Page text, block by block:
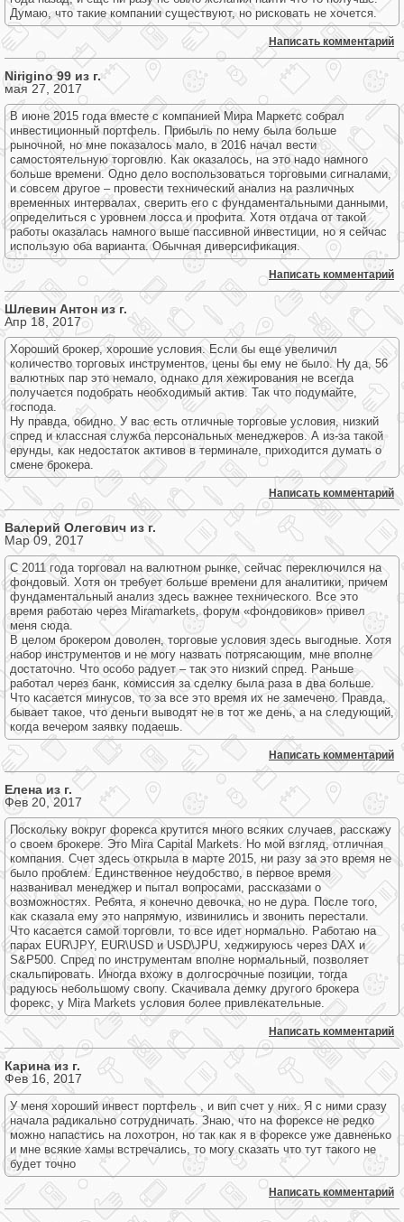
Думаю, что такие компании существуют, но рисковать не хочется.
Написать комментарий
Nirigino 99 из г.
мая 27, 2017
В июне 2015 года вместе с компанией Мира Маркетс собрал
инвестиционный портфель. Прибыль по нему была больше
рыночной, но мне показалось мало, в 2016 начал вести
самостоятельную торговлю. Как оказалось, на это надо намного
больше времени. Одно дело воспользоваться торговыми сигналами,
и совсем другое – провести технический анализ на различных
временных интервалах, сверить его с фундаментальными данными,
определиться с уровнем лосса и профита. Хотя отдача от такой
работы оказалась намного выше пассивной инвестиции, но я сейчас
использую оба варианта. Обычная диверсификация.
Написать комментарий
Шлевин Антон из г.
Апр 18, 2017
Хороший брокер, хорошие условия. Если бы еще увеличил
количество торговых инструментов, цены бы ему не было. Ну да, 56
валютных пар это немало, однако для хежирования не всегда
получается подобрать необходимый актив. Так что подумайте,
господа.
Ну правда, обидно. У вас есть отличные торговые условия, низкий
спред и классная служба персональных менеджеров. А из-за такой
ерунды, как недостаток активов в терминале, приходится думать о
смене брокера.
Написать комментарий
Валерий Олегович из г.
Мар 09, 2017
С 2011 года торговал на валютном рынке, сейчас переключился на
фондовый. Хотя он требует больше времени для аналитики, причем
фундаментальный анализ здесь важнее технического. Все это
время работаю через Miramarkets, форум «фондовиков» привел
меня сюда.
В целом брокером доволен, торговые условия здесь выгодные. Хотя
набор инструментов и не могу назвать потрясающим, мне вполне
достаточно. Что особо радует – так это низкий спред. Раньше
работал через банк, комиссия за сделку была раза в два больше.
Что касается минусов, то за все это время их не замечено. Правда,
бывает такое, что деньги выводят не в тот же день, а на следующий,
когда вечером заявку подаешь.
Написать комментарий
Елена из г.
Фев 20, 2017
Поскольку вокруг форекса крутится много всяких случаев, расскажу
о своем брокере. Это Mira Capital Markets. Но мой взгляд, отличная
компания. Счет здесь открыла в марте 2015, ни разу за это время не
было проблем. Единственное неудобство, в первое время
названивал менеджер и пытал вопросами, рассказами о
возможностях. Ребята, я конечно девочка, но не дура. После того,
как сказала ему это напрямую, извинились и звонить перестали.
Что касается самой торговли, то все идет нормально. Работаю на
парах EUR\JPY, EUR\USD и USD\JPU, хеджируюсь через DAX и
S&P500. Спред по инструментам вполне нормальный, позволяет
скальпировать. Иногда вхожу в долгосрочные позиции, тогда
радуюсь небольшому свопу. Скачивала демку другого брокера
форекс, у Mira Markets условия более привлекательные.
Написать комментарий
Карина из г.
Фев 16, 2017
У меня хороший инвест портфель , и вип счет у них. Я с ними сразу
начала радикально сотрудничать. Знаю, что на форексе не редко
можно напастись на лохотрон, но так как я в форексе уже давненько
и мне всякие хамы встречались, то могу сказать что тут такого не
будет точно
Написать комментарий